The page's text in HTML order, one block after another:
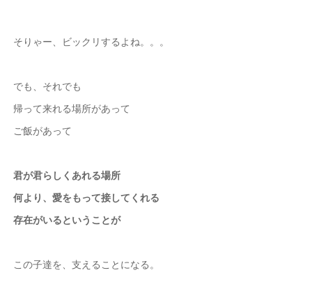
そりゃー、ビックリするよね。。。
でも、それでも
帰って来れる場所があって
ご飯があって
君が君らしくあれる場所
何より、愛をもって接してくれる
存在がいるということが
この子達を、支えることになる。